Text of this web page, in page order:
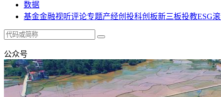
数据
基金金融视听评论专题产经创投科创板新三板投教ESG
公众号